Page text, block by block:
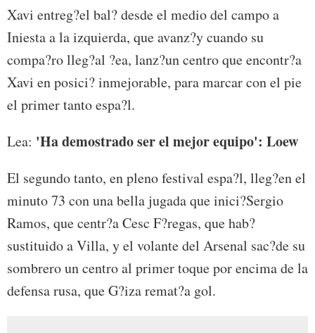
Xavi entreg?el bal? desde el medio del campo a
Iniesta a la izquierda, que avanz?y cuando su
compa?ro lleg?al ?ea, lanz?un centro que encontr?a
Xavi en posici? inmejorable, para marcar con el pie
el primer tanto espa?l.
Lea: 'Ha demostrado ser el mejor equipo': Loew
El segundo tanto, en pleno festival espa?l, lleg?en el
minuto 73 con una bella jugada que inici?Sergio
Ramos, que centr?a Cesc F?regas, que hab?
sustituido a Villa, y el volante del Arsenal sac?de su
sombrero un centro al primer toque por encima de la
defensa rusa, que G?iza remat?a gol.